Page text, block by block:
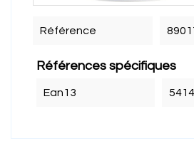
Référence
Références spécifiques
Ean13